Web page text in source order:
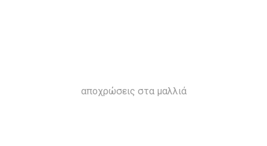
αποχρώσεις στα μαλλιά